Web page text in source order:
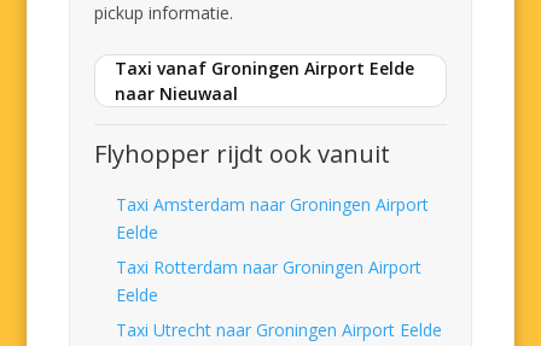
pickup informatie.
Taxi vanaf Groningen Airport Eelde
naar Nieuwaal
Flyhopper rijdt ook vanuit
Taxi Amsterdam naar Groningen Airport
Eelde
Taxi Rotterdam naar Groningen Airport
Eelde
Taxi Utrecht naar Groningen Airport Eelde